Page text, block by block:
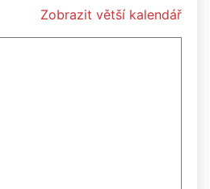
Zobrazit větší kalendář